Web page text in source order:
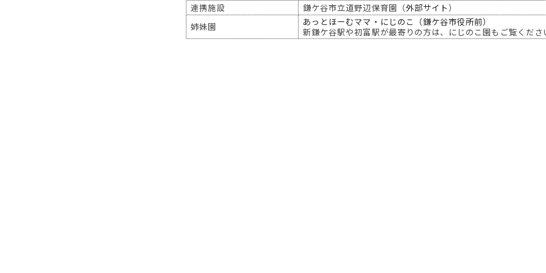
連携施設 鎌ケ谷市立道野辺保育園（外部サイト）
姉妹園
あっとほーむママ・にじのこ（鎌ケ谷市役所前）
新鎌ケ谷駅や初富駅が最寄りの方は、にじのこ園もご覧くださ